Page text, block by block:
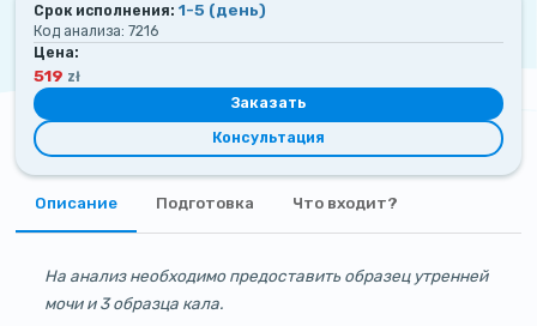
Описание Подготовка Что входит?
На анализ необходимо предоставить образец утренней
мочи и 3 образца кала.
Срок исполнения: 1-5 (день)
Код анализа: 7216
Цена:
519 zł
Заказать
Консультация